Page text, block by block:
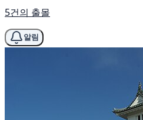
5건의 출몰
알림